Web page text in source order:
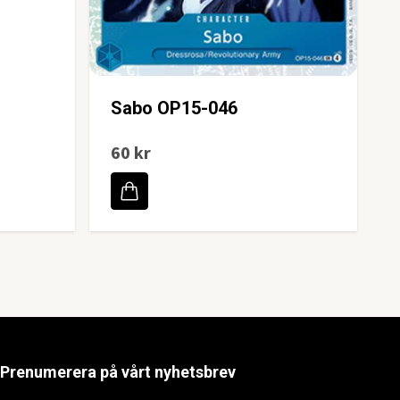
Sabo OP15-046
60 kr
Prenumerera på vårt nyhetsbrev